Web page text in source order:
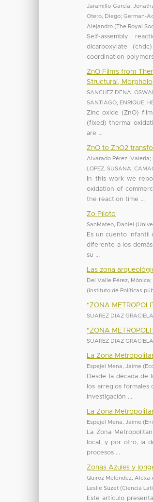
Jaramillo-García,
Otero, Diego;German-
Alejandro (The Royal
Self-assembly
dicarboxylate
coordination
ZnO Films from
Structural,
SANCHEZ DENA,
SANTIAGO, ENRIQUE;
Zinc oxide (ZnO)
(fixed) thermal
are ...
ZnO to ZnO2
Alvarado Pérez, Valeria;
LOPEZ, SUSANA;
In this work we
oxidation of
the reaction time ...
Zo Piloto
SanMateo, Daniel (
Es un cuento infantil
diferente a los
su ...
Las zona
Del Valle Pérez, Mónica;
( Instituto de Políticas
"ZONA
SUAREZ DIAZ
"ZONA
SUAREZ DIAZ
La Zona
Espejel Mena, Jaime (
Desde la década de
los arreglos
investigación ...
La Zona
Espejel Mena, Jaime (
La Zona
local, y por otro, la
procesos ...
Zonas Azules y
Quiroz Melendez, Alexa
Leslie Suzet (Ciencia
Este artículo